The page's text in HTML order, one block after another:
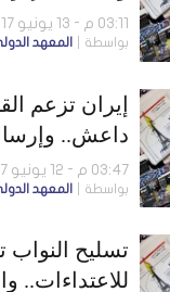
البتروكيماويات
03:11 م - 13 يونيو 2017
بواسطة المعهد
إيران تزعم
داعش..
سواحل عمان
03:47 م - 12 يونيو 2017
بواسطة المعهد
تسليح النواب
للاعتداءات..